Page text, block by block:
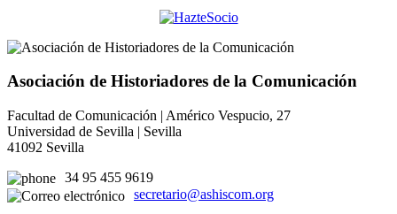
Asociación de Historiadores de la Comunicación
Facultad de Comunicación | Américo Vespucio, 27
Universidad de Sevilla | Sevilla
41092 Sevilla
34 95 455 9619
secretario@ashiscom.org